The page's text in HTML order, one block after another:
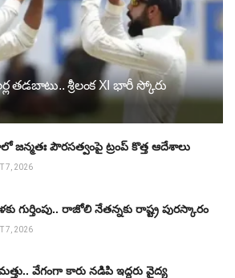
తడబాటు.. శ్రీలంక XI భారీ స్కోరు
జన్మతః పౌరసత్వంపై ట్రంప్‌ కొత్త ఆదేశాలు
7, 2026
గుర్తింపు.. రాజోలి నేతన్నకు రాష్ట్ర పురస్కారం
7, 2026
వేగంగా కారు నడిపి ఇద్దరు వైద్య